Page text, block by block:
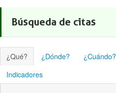
Observadores
Acerca de
Búsqueda de citas
¿Qué? ¿Dónde? ¿Cuándo?
Indicadores